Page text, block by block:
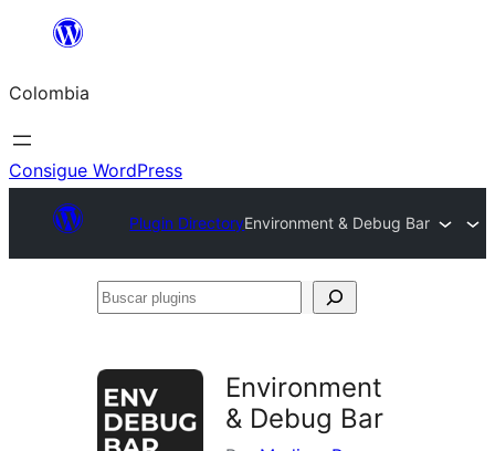
Saltar
contenido
Colombia
Consigue WordPress
Plugin DirectoryEnvironment & Debug Bar
Buscar
Environment
& Debug Bar